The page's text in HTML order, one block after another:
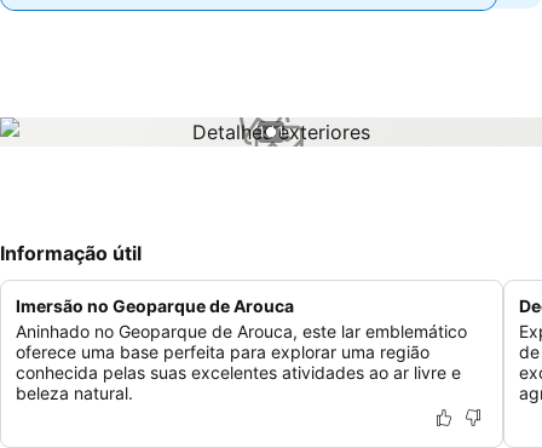
1 / 1
Informação útil
Imersão no Geoparque de Arouca
Aninhado no Geoparque de Arouca, este lar emblemático
oferece uma base perfeita para explorar uma região
conhecida pelas suas excelentes atividades ao ar livre e
beleza natural.